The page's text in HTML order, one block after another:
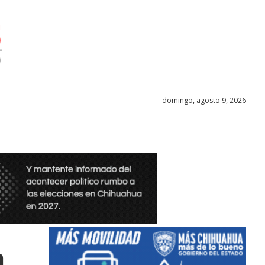
domingo, agosto 9, 2026